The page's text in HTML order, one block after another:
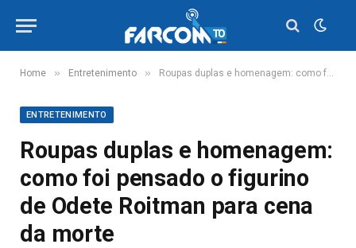
Home » Entretenimento » Roupas duplas e homenagem: como foi pensado o figurino de Odete Roitman para cena da morte
ENTRETENIMENTO
Roupas duplas e homenagem:
como foi pensado o figurino
de Odete Roitman para cena
da morte